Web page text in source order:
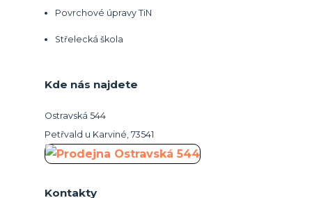
Povrchové úpravy TiN
Střelecká škola
Kde nás najdete
Ostravská 544
Petřvald u Karviné, 73541
Kontakty